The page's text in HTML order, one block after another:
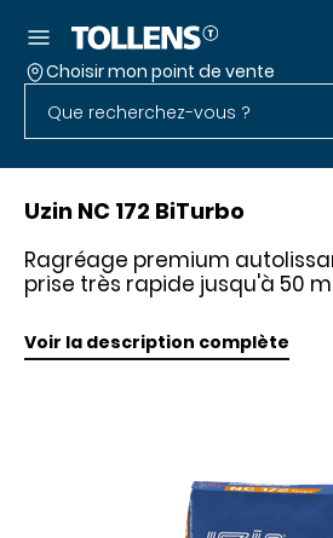
Passer la liste des
Choisir mon point de vente
Rechercher dans le site
Accéder au menu
Uzin NC 172 BiTurbo
Ragréage premium
prise très rapide jusqu'à 50
Voir la description complète